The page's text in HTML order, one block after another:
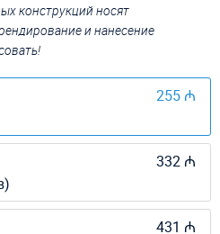
конструкций носят
и нанесение
255 ₼
332 ₼
431 ₼